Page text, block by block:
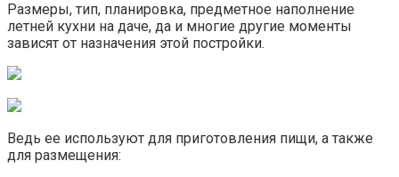
Размеры, тип, планировка, предметное наполнение
летней кухни на даче, да и многие другие моменты
зависят от назначения этой постройки.
Ведь ее используют для приготовления пищи, а также
для размещения: